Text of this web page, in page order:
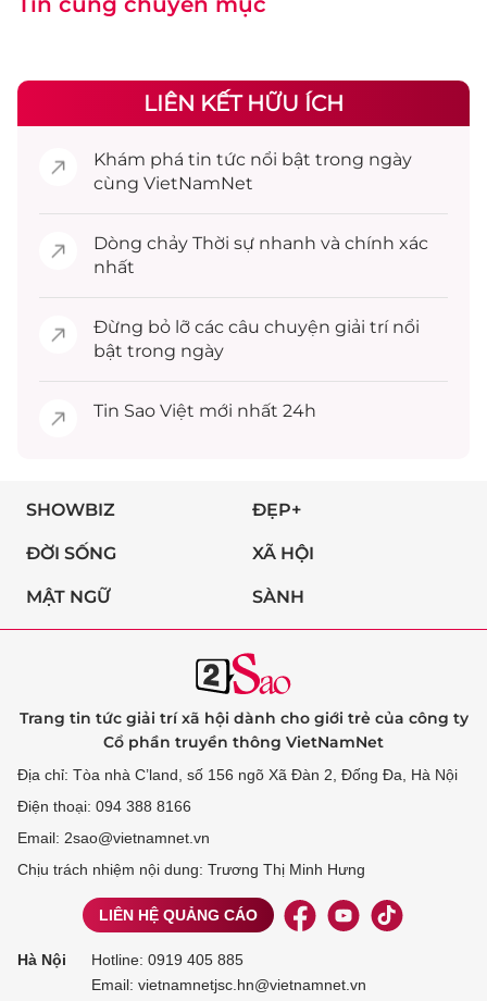
LIÊN KẾT HỮU ÍCH
Khám phá tin tức nổi bật trong ngày
cùng VietNamNet
Dòng chảy Thời sự nhanh và chính xác
nhất
Đừng bỏ lỡ các câu chuyện giải trínổi
bật trong ngày
Tin Sao Việt mới nhất 24h
SHOWBIZ ĐẸP+
ĐỜI SỐNG XÃ HỘI
MẬT NGỮ SÀNH
Trang tin tức giải trí xã hội dành cho giới trẻ của công ty
Cổ phần truyền thông VietNamNet
Địa chỉ: Tòa nhà C’land, số 156 ngõ Xã Đàn 2, Đống Đa, Hà Nội
Điện thoại: 094 388 8166
Email: 2sao@vietnamnet.vn
Chịu trách nhiệm nội dung: Trương Thị Minh Hưng
LIÊN HỆ QUẢNG CÁO
Hà Nội Hotline: 0919 405 885
Email: vietnamnetjsc.hn@vietnamnet.vn